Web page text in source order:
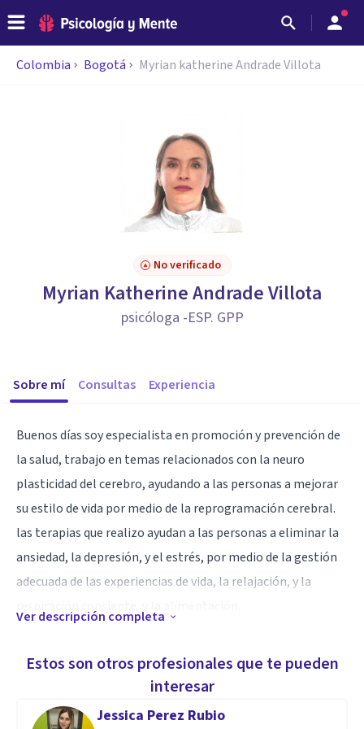
Colombia Bogotá Myrian katherine Andrade Villota
No verificado
Myrian Katherine Andrade Villota
psicóloga -ESP. GPP
Sobre mí Consultas Experiencia
Buenos días soy especialista en promoción y prevención de
la salud, trabajo en temas relacionados con la neuro
plasticidad del cerebro, ayudando a las personas a mejorar
su estilo de vida por medio de la reprogramación cerebral.
las terapias que realizo ayudan a las personas a eliminar la
ansiedad, la depresión, y el estrés, por medio de la gestión
adecuada de las experiencias de vida, la relajación, y la
Especialista en Gerencia en salud, Promoción de la
mental, gerencia de proyectos.
Ver descripción completa
Estos son otros profesionales que te pueden
interesar
Jessica Perez Rubio